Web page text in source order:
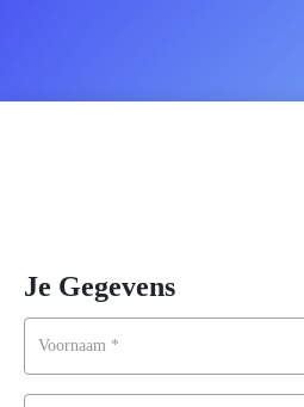
Je Gegevens
Voornaam *